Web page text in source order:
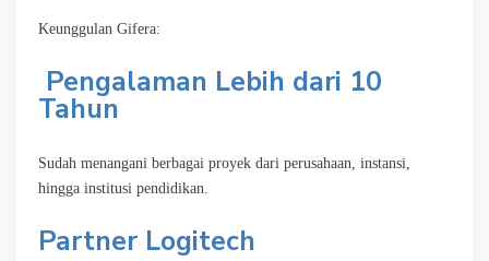
Keunggulan Gifera:
Pengalaman Lebih dari 10
Tahun
Sudah menangani berbagai proyek dari perusahaan, instansi,
hingga institusi pendidikan.
Partner Logitech